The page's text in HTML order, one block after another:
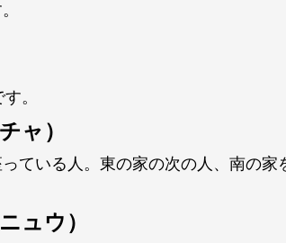
。
ャ）
ている人。東の家の次の人、南の家
ュウ）